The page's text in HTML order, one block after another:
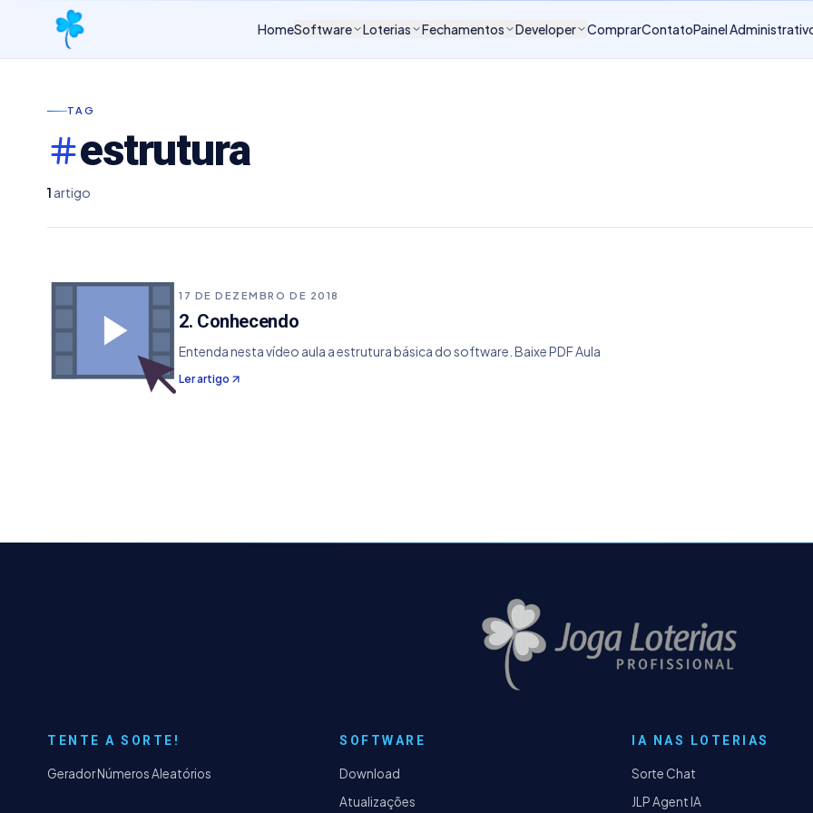
HomeSoftware Loterias Fechamentos Developer ComprarContatoPainel
TAG
estrutura
1 artigo
17 DE DEZEMBRO DE 2018
2. Conhecendo
Entenda nesta vídeo aula a estrutura básica do software. Baixe PDF Aula
Ler artigo
TENTE A SORTE!
Gerador Números Aleatórios
SOFTWARE
Download
Atualizações
IA NAS LOTERIAS
Sorte Chat
JLP Agent IA